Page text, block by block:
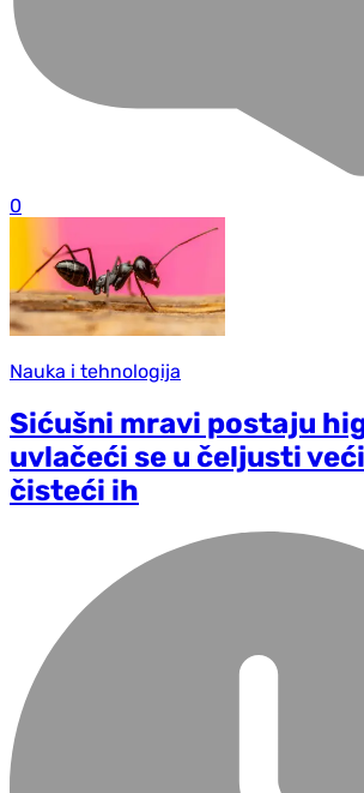
0
Nauka i tehnologija
Sićušni mravi postaju
uvlačeći se u čeljusti
čisteći ih